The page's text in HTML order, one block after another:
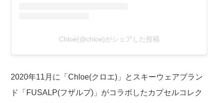
Chloé(@chloe)がシェアした投稿
2020年11月に「Chloe(クロエ)」とスキーウェアブラン
ド「FUSALP(フザルプ)」がコラボしたカプセルコレク